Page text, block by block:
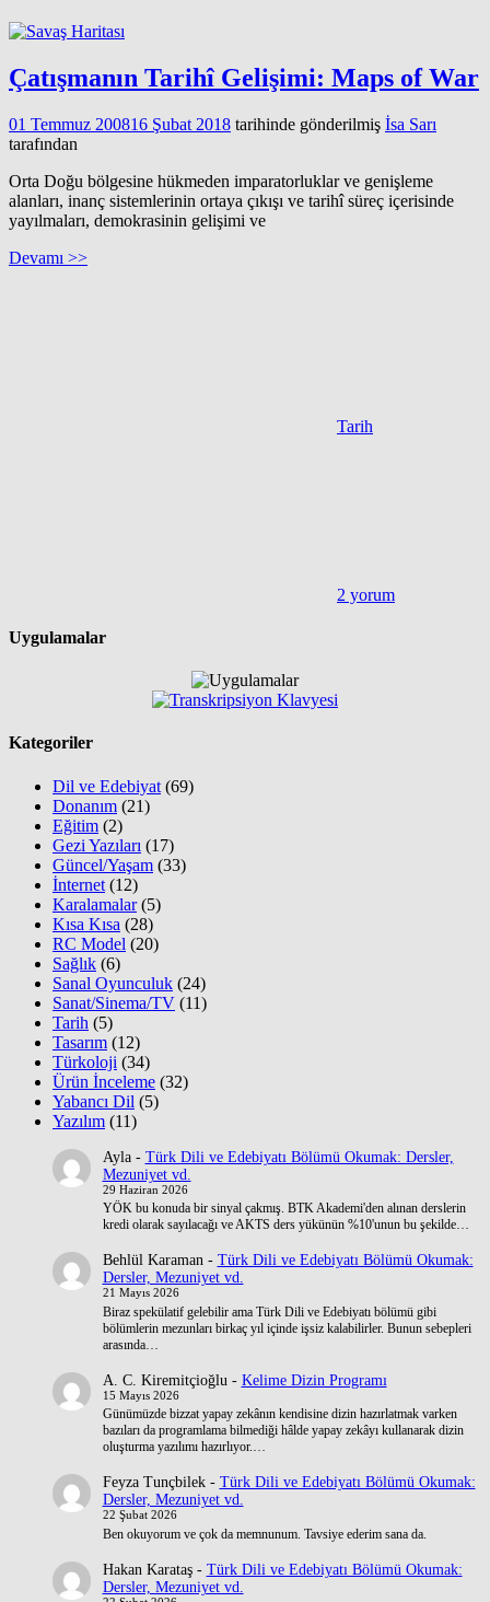
Çatışmanın Tarihî Gelişimi: Maps of War
01 Temmuz 200816 Şubat 2018 tarihinde gönderilmiş İsa Sarı
tarafından
Orta Doğu bölgesine hükmeden imparatorluklar ve genişleme
alanları, inanç sistemlerinin ortaya çıkışı ve tarihî süreç içerisinde
yayılmaları, demokrasinin gelişimi ve
Devamı >>
Tarih
2 yorum
Uygulamalar
Kategoriler
Dil ve Edebiyat (69)
Donanım (21)
Eğitim (2)
Gezi Yazıları (17)
Güncel/Yaşam (33)
İnternet (12)
Karalamalar(5)
Kısa Kısa (28)
RC Model (20)
Sağlık (6)
Sanal Oyunculuk (24)
Sanat/Sinema/TV (11)
Tarih (5)
Tasarım (12)
Türkoloji (34)
Ürün İnceleme (32)
Yabancı Dil (5)
Yazılım (11)
Ayla- Türk Dili ve Edebiyatı Bölümü Okumak: Dersler,
Mezuniyet vd.
29 Haziran 2026
YÖK bu konuda bir sinyal çakmış. BTK Akademi'den alınan derslerin
kredi olarak sayılacağı ve AKTS ders yükünün %10'unun bu şekilde…
Behlül Karaman- Türk Dili ve Edebiyatı Bölümü Okumak:
Dersler, Mezuniyet vd.
21 Mayıs 2026
Biraz spekülatif gelebilir ama Türk Dili ve Edebiyatı bölümü gibi
bölümlerin mezunları birkaç yıl içinde işsiz kalabilirler. Bunun sebepleri
arasında…
A. C. Kiremitçioğlu - Kelime Dizin Programı
15 Mayıs 2026
Günümüzde bizzat yapay zekânın kendisine dizin hazırlatmak varken
bazıları da programlama bilmediği hâlde yapay zekâyı kullanarak dizin
oluşturma yazılımı hazırlıyor.…
Feyza Tunçbilek- Türk Dili ve Edebiyatı Bölümü Okumak:
Dersler, Mezuniyet vd.
22 Şubat 2026
Ben okuyorum ve çok da memnunum. Tavsiye ederim sana da.
Hakan Karataş- Türk Dili ve Edebiyatı Bölümü Okumak:
Dersler, Mezuniyet vd.